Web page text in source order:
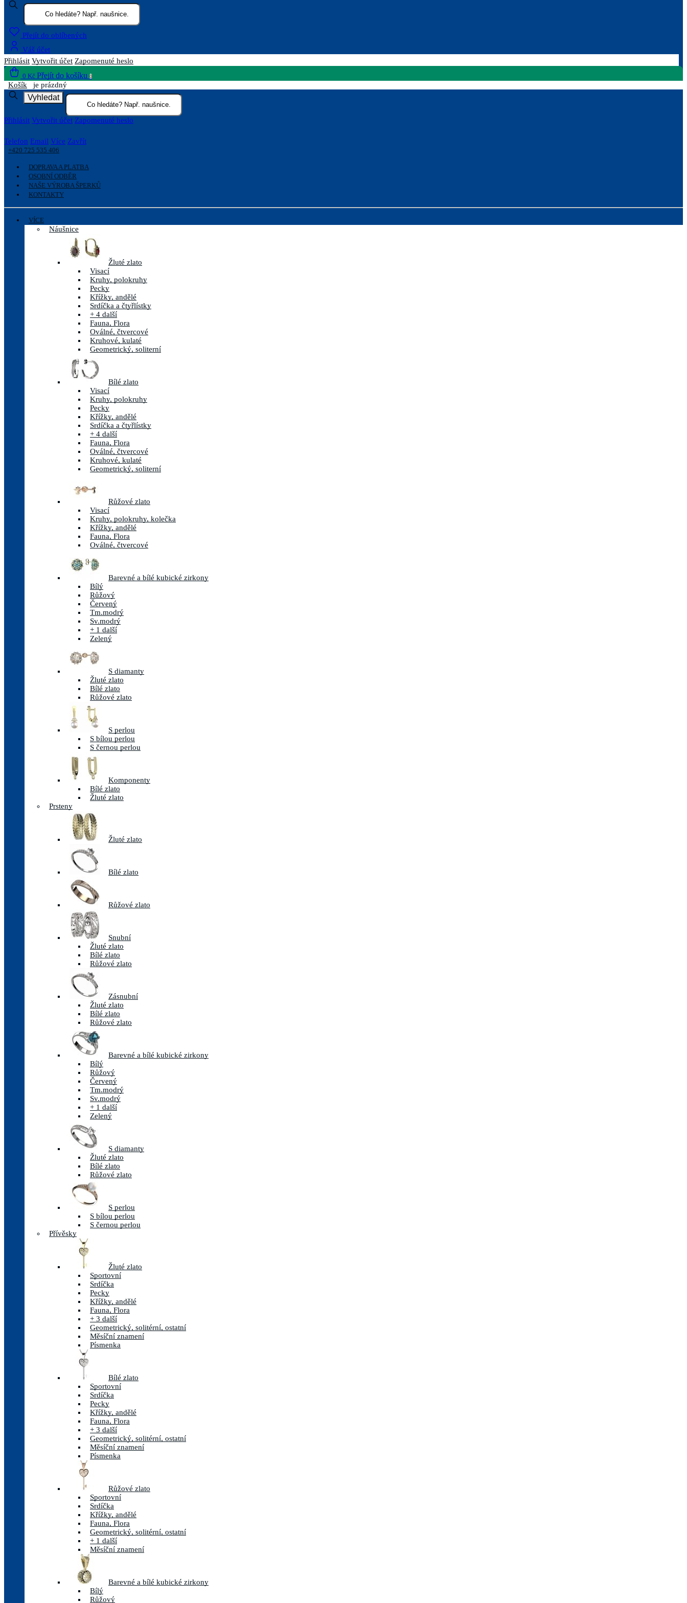
Přejít do oblíbených
Váš účet
Přihlásit Vytvořit účet Zapomenuté heslo
0 Kč Přejít do košíku 0
Košík je prázdný
Vyhledat
Přihlásit Vytvořit účet Zapomenuté heslo
Telefon Email Více Zavřít
+420 725 535 406
DOPRAVA A PLATBA
OSOBNÍ ODBĚR
NAŠE VÝROBA ŠPERKŮ
KONTAKTY
VÍCE
Náušnice
Žluté zlato
Visací
Kruhy, polokruhy
Pecky
Křížky, andělé
Srdíčka a čtyřlístky
+ 4 další
Fauna, Flora
Oválné, čtvercové
Kruhové, kulaté
Geometrický, soliterní
Bílé zlato
Visací
Kruhy, polokruhy
Pecky
Křížky, andělé
Srdíčka a čtyřlístky
+ 4 další
Fauna, Flora
Oválné, čtvercové
Kruhové, kulaté
Geometrický, soliterní
Růžové zlato
Visací
Kruhy, polokruhy, kolečka
Křížky, andělé
Fauna, Flora
Oválné, čtvercové
Barevné a bílé kubické zirkony
Bílý
Růžový
Červený
Tm.modrý
Sv.modrý
+ 1 další
Zelený
S diamanty
Žluté zlato
Bílé zlato
Růžové zlato
S perlou
S bílou perlou
S černou perlou
Komponenty
Bílé zlato
Žluté zlato
Prsteny
Žluté zlato
Bílé zlato
Růžové zlato
Snubní
Žluté zlato
Bílé zlato
Růžové zlato
Zásnubní
Žluté zlato
Bílé zlato
Růžové zlato
Barevné a bílé kubické zirkony
Bílý
Růžový
Červený
Tm.modrý
Sv.modrý
+ 1 další
Zelený
S diamanty
Žluté zlato
Bílé zlato
Růžové zlato
S perlou
S bílou perlou
S černou perlou
Přívěsky
Žluté zlato
Sportovní
Srdíčka
Pecky
Křížky, andělé
Fauna, Flora
+ 3 další
Geometrický, solitérní, ostatní
Měsíční znamení
Písmenka
Bílé zlato
Sportovní
Srdíčka
Pecky
Křížky, andělé
Fauna, Flora
+ 3 další
Geometrický, solitérní, ostatní
Měsíční znamení
Písmenka
Růžové zlato
Sportovní
Srdíčka
Křížky, andělé
Fauna, Flora
Geometrický, solitérní, ostatní
+ 1 další
Měsíční znamení
Barevné a bílé kubické zirkony
Bílý
Růžový